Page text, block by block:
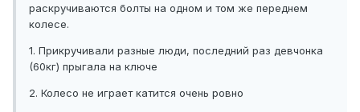
раскручиваются болты на одном и том же переднем
колесе.
1. Прикручивали разные люди, последний раз девчонка
(60кг) прыгала на ключе
2. Колесо не играет катится очень ровно